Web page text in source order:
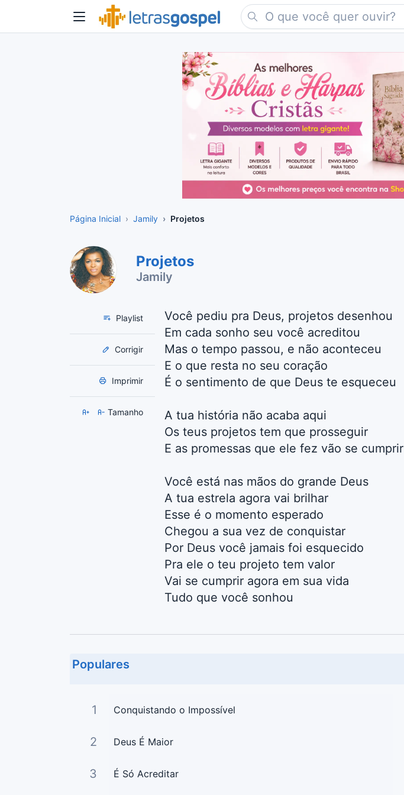
Página Inicial Jamily Projetos
Projetos
Jamily
Playlist
Corrigir
Imprimir
Tamanho
Você pediu pra Deus, projetos desenhou
Em cada sonho seu você acreditou
Mas o tempo passou, e não aconteceu
E o que resta no seu coração
É o sentimento de que Deus te esqueceu
A tua história não acaba aqui
Os teus projetos tem que prosseguir
E as promessas que ele fez vão se cumprir
Você está nas mãos do grande Deus
A tua estrela agora vai brilhar
Esse é o momento esperado
Chegou a sua vez de conquistar
Por Deus você jamais foi esquecido
Pra ele o teu projeto tem valor
Vai se cumprir agora em sua vida
Tudo que você sonhou
Populares
1 Conquistando o Impossível
2 Deus É Maior
3 É Só Acreditar